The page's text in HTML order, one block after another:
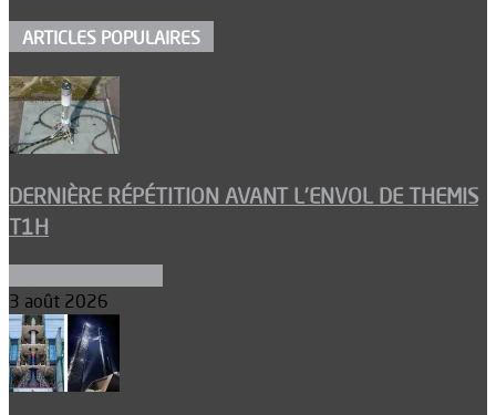
ARTICLES POPULAIRES
DERNIÈRE RÉPÉTITION AVANT L’ENVOL DE THEMIS
T1H
3 août 2026